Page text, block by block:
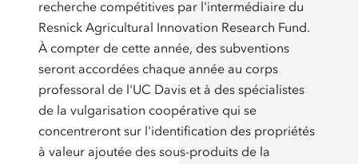
recherche compétitives par l'intermédiaire du
Resnick Agricultural Innovation Research Fund.
À compter de cette année, des subventions
seront accordées chaque année au corps
professoral de l'UC Davis et à des spécialistes
de la vulgarisation coopérative qui se
concentreront sur l'identification des propriétés
à valeur ajoutée des sous-produits de la